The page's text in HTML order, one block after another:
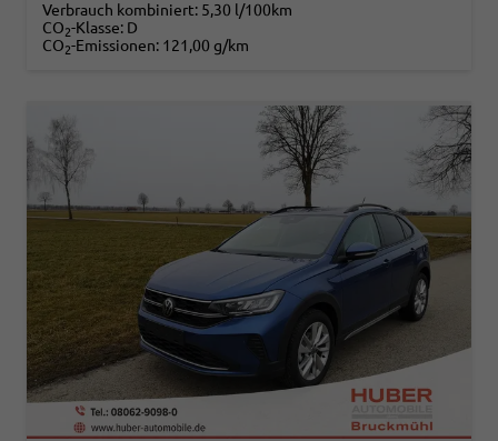
Verbrauch kombiniert: 5,30 l/100km
CO2-Klasse: D
CO2-Emissionen: 121,00 g/km